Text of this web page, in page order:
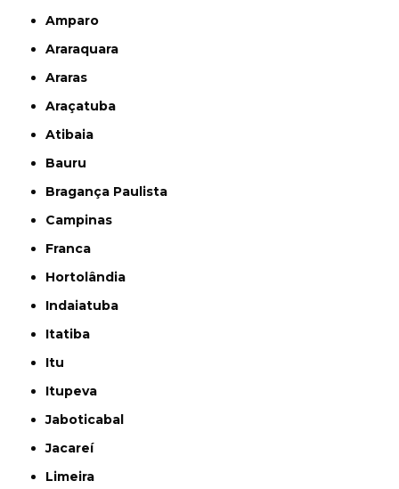
Amparo
Araraquara
Araras
Araçatuba
Atibaia
Bauru
Bragança Paulista
Campinas
Franca
Hortolândia
Indaiatuba
Itatiba
Itu
Itupeva
Jaboticabal
Jacareí
Limeira